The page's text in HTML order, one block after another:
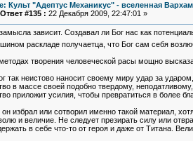
Культ "Адептус Механикус" - вселенная
Ответ #135 : 22 Декабря 2009, 22:47:01 »
зависит. Создавал ли Бог нас как
раскладе получаетца, что Бог сам себя
творения человеческой расы мощно
так неистово наносит своему миру удар за
в массе своей подобно твердому,
приложит усилия, чтобы превратиться в более
избрал или сотворил именно такой материал,
и величие. Не следует презирать силу или
в себе что-то от героя и даже от Титана.